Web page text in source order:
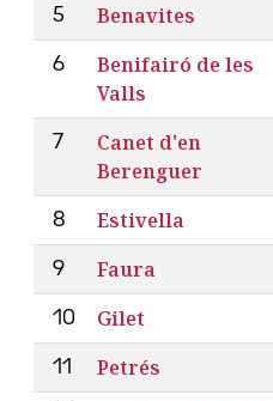
5 Benavites
6
Benifairó de les
Valls
7
Canet d'en
Berenguer
8 Estivella
9 Faura
10 Gilet
11 Petrés